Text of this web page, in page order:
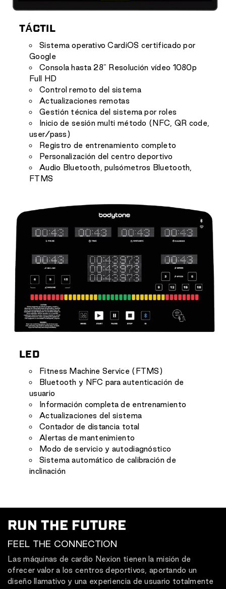
TÁCTIL
Sistema operativo CardiOS certificado por
Google
Consola hasta 28" Resolución vídeo 1080p
Full HD
Control remoto del sistema
Actualizaciones remotas
Gestión técnica del sistema por roles
Inicio de sesión multi método (NFC, QR code,
user/pass)
Registro de entrenamiento completo
Personalización del centro deportivo
Audio Bluetooth, pulsómetros Bluetooth,
FTMS
LED
Fitness Machine Service (FTMS)
Bluetooth y NFC para autenticación de
usuario
Información completa de entrenamiento
Actualizaciones del sistema
Contador de distancia total
Alertas de mantenimiento
Modo de servicio y autodiagnóstico
Sistema automático de calibración de
inclinación
RUN THE FUTURE
FEEL THE CONNECTION
Las máquinas de cardio Nexion tienen la misión de
ofrecer valor a los centros deportivos, aportando un
diseño llamativo y una experiencia de usuario totalmente